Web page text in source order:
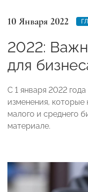
10 Января 2022
2022:
для
С 1 января 2022
изменения, которые
малого и среднего
материале.